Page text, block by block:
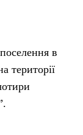
в
території